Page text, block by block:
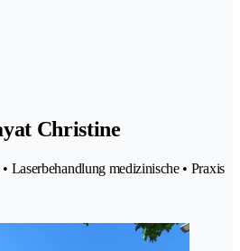
Christine
Laserbehandlung medizinische • Praxis